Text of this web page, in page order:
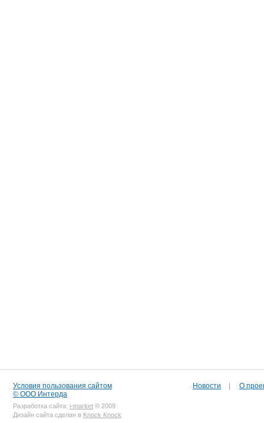
Условия пользования сайтом
© ООО Интерда
Разработка сайта: i-market © 2009
Дизайн сайта сделан в Knock Knock
Новости О